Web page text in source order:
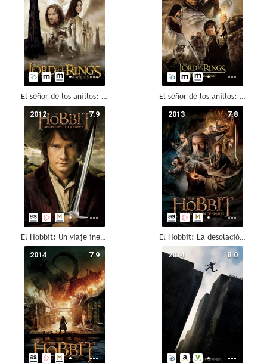
El señor de los anillos: Las dos torres El señor de los anillos: El retorno del rey
7.9
2012
El Hobbit: Un viaje inesperado
7.8
2013
El Hobbit: La desolación de Smaug
7.9
2014 8.0
2014